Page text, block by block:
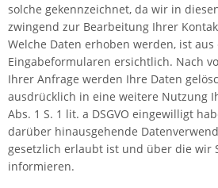
solche gekennzeichnet, da wir in
zwingend zur Bearbeitung Ihrer
Welche Daten erhoben werden, ist
Eingabeformularen ersichtlich. Nach
Ihrer Anfrage werden Ihre Daten
ausdrücklich in eine weitere Nutzung
Abs. 1 S. 1 lit. a DSGVO eingewilligt
darüber hinausgehende
gesetzlich erlaubt ist und über die wir
informieren.